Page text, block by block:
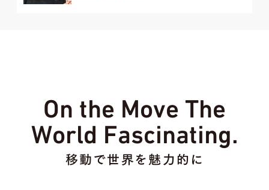
On the Move The
World Fascinating.
移動で世界を魅力的に